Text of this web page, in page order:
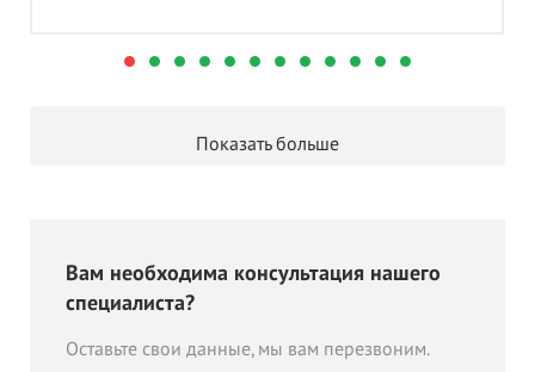
Показать больше
Вам необходима консультация нашего
специалиста?
Оставьте свои данные, мы вам перезвоним.